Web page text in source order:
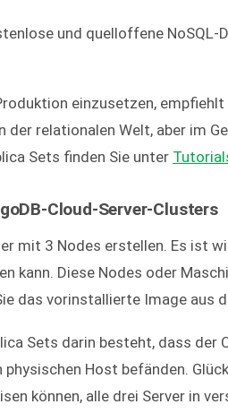
und quelloffene
einzusetzen,
der relationalen Welt, aber im
Sets finden Sie unter
Cloud-Server-Clusters
mit 3 Nodes erstellen. Es ist
kann. Diese Nodes oder
das vorinstallierte Image aus
Sets darin besteht, dass
physischen Host befänden.
können, alle drei Server in